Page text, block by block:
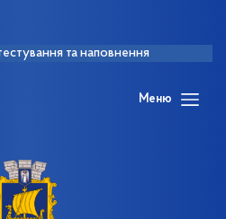
та наповнення
Меню